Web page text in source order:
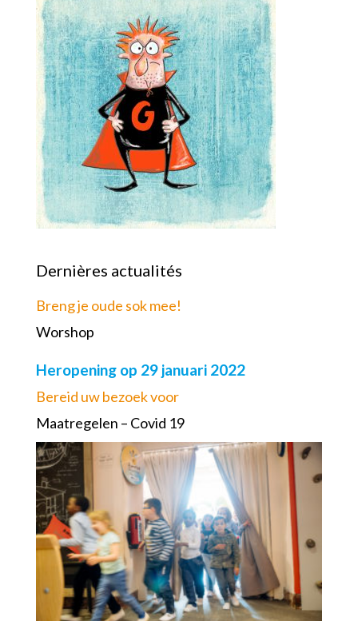
Dernières actualités
Breng je oude sok mee!
Worshop
Heropening op 29 januari 2022
Bereid uw bezoek voor
Maatregelen – Covid 19